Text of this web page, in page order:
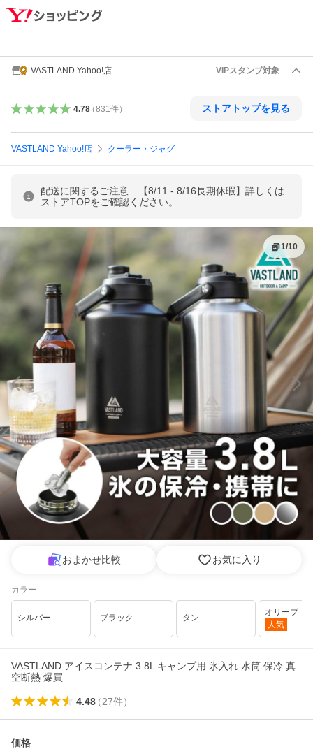
VASTLAND Yahoo!店 VIPスタンプ対象
4.78（831件） ストアトップを見る
VASTLAND Yahoo!店 クーラー・ジャグ
配送に関するご注意 【8/11 - 8/16長期休暇】詳しくは
ストアTOPをご確認ください。
1/10
おまかせ比較 お気に入り
カラー
シルバー ブラック タン
オリーブ
人気
VASTLAND アイスコンテナ 3.8L キャンプ用 氷入れ 水筒 保冷 真
空断熱 爆買
4.48（27件）
価格